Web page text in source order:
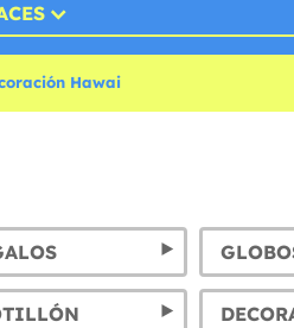
Hawai